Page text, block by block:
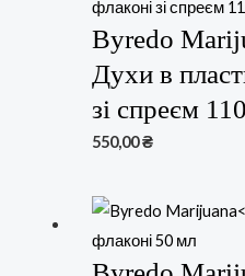
Byredo
Духи в
зі спреєм
550,00₴